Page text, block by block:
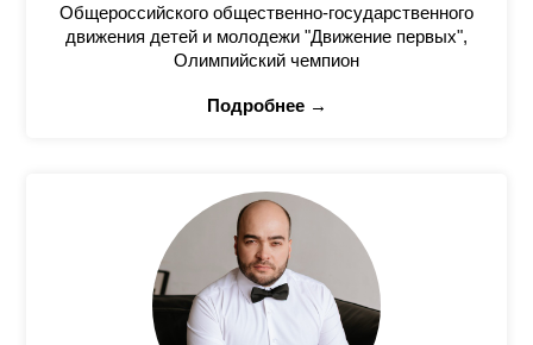
Общероссийского общественно-государственного
движения детей и молодежи "Движение первых",
Олимпийский чемпион
Подробнее →